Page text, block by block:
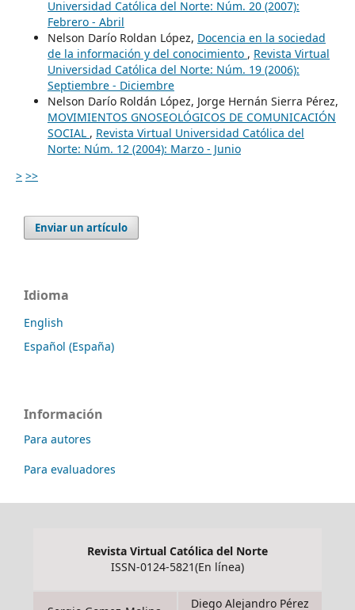
Universidad Católica del Norte: Núm. 20 (2007):
Febrero - Abril
Nelson Darío Roldan López, Docencia en la sociedad
de la información y del conocimiento , Revista Virtual
Universidad Católica del Norte: Núm. 19 (2006):
Septiembre - Diciembre
Nelson Darío Roldán López, Jorge Hernán Sierra Pérez,
MOVIMIENTOS GNOSEOLÓGICOS DE COMUNICACIÓN
SOCIAL , Revista Virtual Universidad Católica del
Norte: Núm. 12 (2004): Marzo - Junio
> >>
Enviar un artículo
Idioma
English
Español (España)
Información
Para autores
Para evaluadores
Revista Virtual Católica del Norte
ISSN-0124-5821(En línea)
Diego Alejandro Pérez